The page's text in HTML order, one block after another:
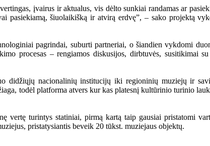
įvairus ir aktualus, vis dėlto sunkiai randamas ar
pasiekiamą, šiuolaikišką ir atvirą erdvę”, – sako projektą
pagrindai, suburti partneriai, o šiandien vykdomi
procesas – rengiamos diskusijos, dirbtuvės, susitikimai
didžiųjų nacionalinių institucijų iki regioninių muziejų ir
todėl platforma atvers kur kas platesnį kultūrinio turinio
turintys statiniai, pirmą kartą taip gausiai pristatomi
pristatysiantis beveik 20 tūkst. muziejaus objektų.